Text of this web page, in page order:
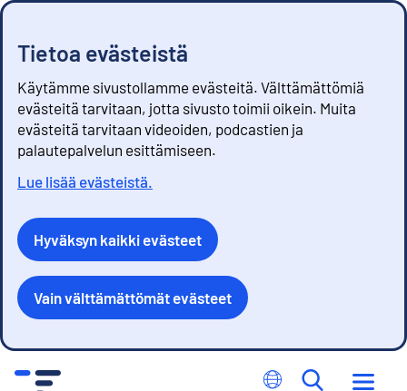
Tietoa evästeistä
Käytämme sivustollamme evästeitä. Välttämättömiä
evästeitä tarvitaan, jotta sivusto toimii oikein. Muita
evästeitä tarvitaan videoiden, podcastien ja
palautepalvelun esittämiseen.
Lue lisää evästeistä.
Hyväksyn kaikki evästeet
Vain välttämättömät evästeet